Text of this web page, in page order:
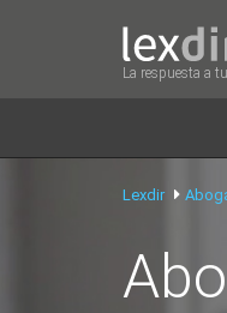
La respuesta a
Lexdir